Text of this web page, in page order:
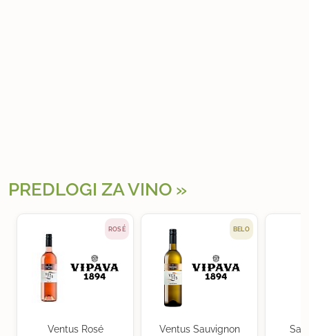
PREDLOGI ZA VINO
ROSÉ
Ventus Rosé
BELO
Ventus Sauvignon